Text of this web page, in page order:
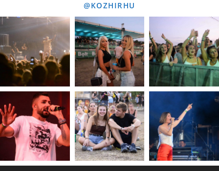
@KOZHIRHU